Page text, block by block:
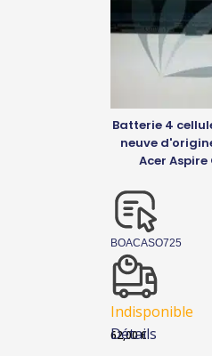
Détails
Batterie 4
neuve
Acer Aspire
BOACASO725
Indisponible
62,00€